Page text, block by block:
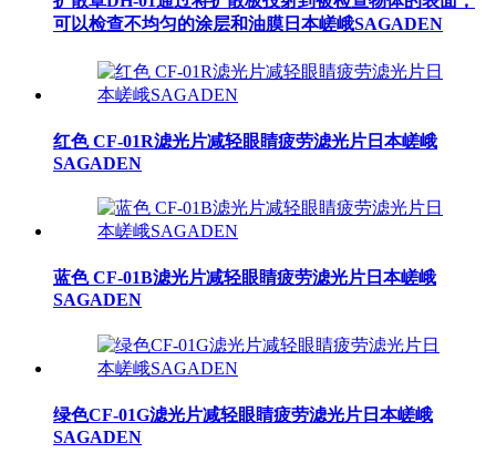
可以检查不均匀的涂层和油膜日本嵯峨SAGADEN
红色 CF-01R滤光片减轻眼睛疲劳滤光片日本嵯峨
SAGADEN
蓝色 CF-01B滤光片减轻眼睛疲劳滤光片日本嵯峨
SAGADEN
绿色CF-01G滤光片减轻眼睛疲劳滤光片日本嵯峨
SAGADEN